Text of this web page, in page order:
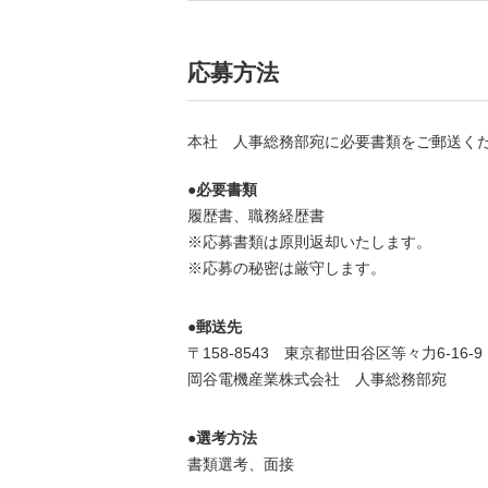
応募方法
本社 人事総務部宛に必要書類をご郵送く
●必要書類
履歴書、職務経歴書
※応募書類は原則返却いたします。
※応募の秘密は厳守します。
●郵送先
〒158-8543 東京都世田谷区等々力6-16-9
岡谷電機産業株式会社 人事総務部宛
●選考方法
書類選考、面接